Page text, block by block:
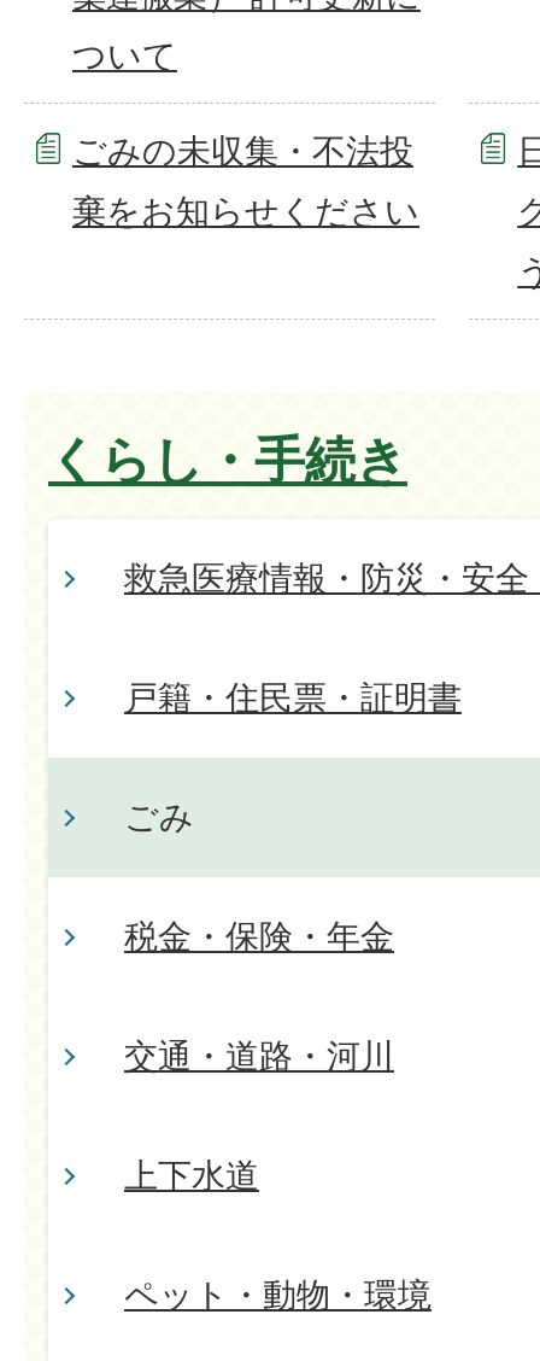
ついて
ごみの未収集・不法投
棄をお知らせください
くらし・手続き
救急医療情報・防災・安全
戸籍・住民票・証明書
ごみ
税金・保険・年金
交通・道路・河川
上下水道
ペット・動物・環境